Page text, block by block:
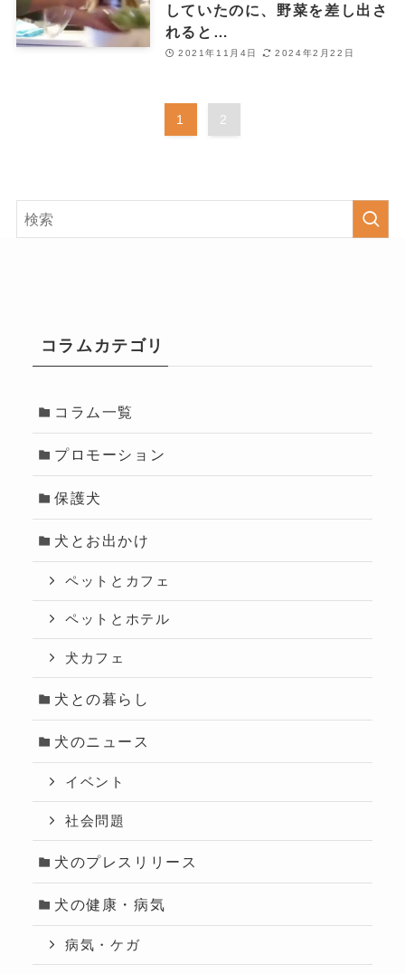
していたのに、野菜を差し出さ
れると…
2021年11月4日 2024年2月22日
1 2
コラムカテゴリ
コラム一覧
プロモーション
保護犬
犬とお出かけ
ペットとカフェ
ペットとホテル
犬カフェ
犬との暮らし
犬のニュース
イベント
社会問題
犬のプレスリリース
犬の健康・病気
病気・ケガ